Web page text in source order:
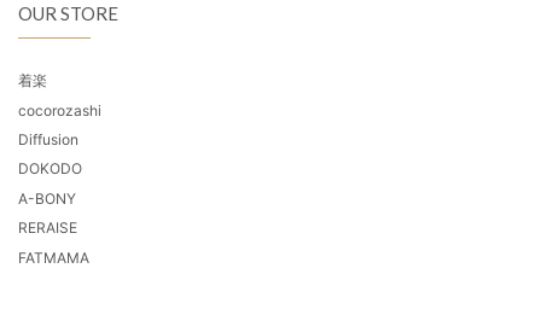
OUR STORE
着楽
cocorozashi
Diffusion
DOKODO
A-BONY
RERAISE
FATMAMA